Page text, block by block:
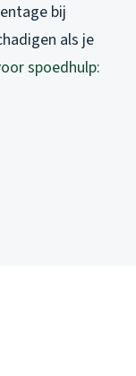
bij
als je
spoedhulp: